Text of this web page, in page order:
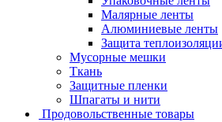
Малярные ленты
Алюминиевые ленты
Защита
Мусорные мешки
Ткань
Защитные пленки
Шпагаты и нити
Продовольственные товары